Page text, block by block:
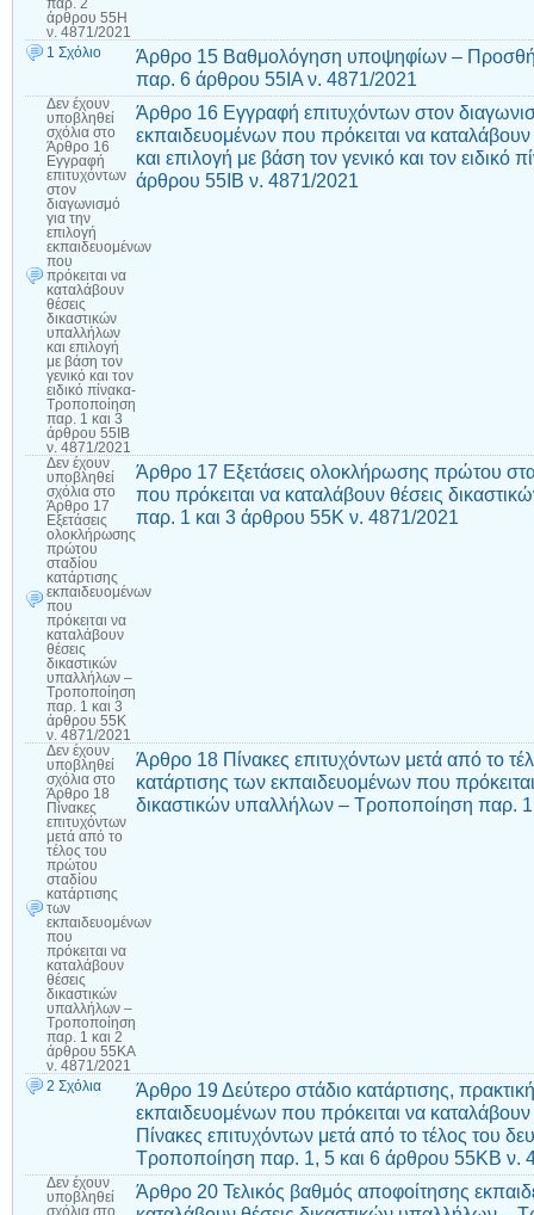
παρ. 2
άρθρου 55Η
ν. 4871/2021
1 Σχόλιο
Άρθρο 15 Βαθμολόγηση υποψηφίων –
παρ. 6 άρθρου 55ΙΑ ν. 4871/2021
Δεν έχουν
υποβληθεί
σχόλια στο
Άρθρο 16
Εγγραφή
επιτυχόντων
στον
διαγωνισμό
για την
επιλογή
εκπαιδευομένων
που
πρόκειται να
καταλάβουν
θέσεις
δικαστικών
υπαλλήλων
και επιλογή
με βάση τον
γενικό και τον
ειδικό πίνακα-
Τροποποίηση
παρ. 1 και 3
άρθρου 55ΙΒ
ν. 4871/2021
Άρθρο 16 Εγγραφή επιτυχόντων στον
εκπαιδευομένων που πρόκειται να
και επιλογή με βάση τον γενικό και τον
άρθρου 55ΙΒ ν. 4871/2021
Δεν έχουν
υποβληθεί
σχόλια στο
Άρθρο 17
Εξετάσεις
ολοκλήρωσης
πρώτου
σταδίου
κατάρτισης
εκπαιδευομένων
που
πρόκειται να
καταλάβουν
θέσεις
δικαστικών
υπαλλήλων –
Τροποποίηση
παρ. 1 και 3
άρθρου 55Κ
ν. 4871/2021
Άρθρο 17 Εξετάσεις ολοκλήρωσης πρώτου
που πρόκειται να καταλάβουν θέσεις
παρ. 1 και 3 άρθρου 55Κ ν. 4871/2021
Δεν έχουν
υποβληθεί
σχόλια στο
Άρθρο 18
Πίνακες
επιτυχόντων
μετά από το
τέλος του
πρώτου
σταδίου
κατάρτισης
των
εκπαιδευομένων
που
πρόκειται να
καταλάβουν
θέσεις
δικαστικών
υπαλλήλων –
Τροποποίηση
παρ. 1 και 2
άρθρου 55ΚΑ
ν. 4871/2021
Άρθρο 18 Πίνακες επιτυχόντων μετά από το
κατάρτισης των εκπαιδευομένων που
δικαστικών υπαλλήλων – Τροποποίηση παρ.
2 Σχόλια
Άρθρο 19 Δεύτερο στάδιο κατάρτισης,
εκπαιδευομένων που πρόκειται να
Πίνακες επιτυχόντων μετά από το τέλος του
Τροποποίηση παρ. 1, 5 και 6 άρθρου 55ΚΒ ν.
Δεν έχουν
υποβληθεί
σχόλια στο
Άρθρο 20 Τελικός βαθμός αποφοίτησης